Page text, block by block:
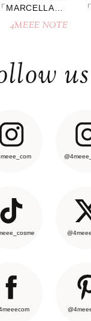
MARCELLAト
ッグ」
4MEEE NOTE
us